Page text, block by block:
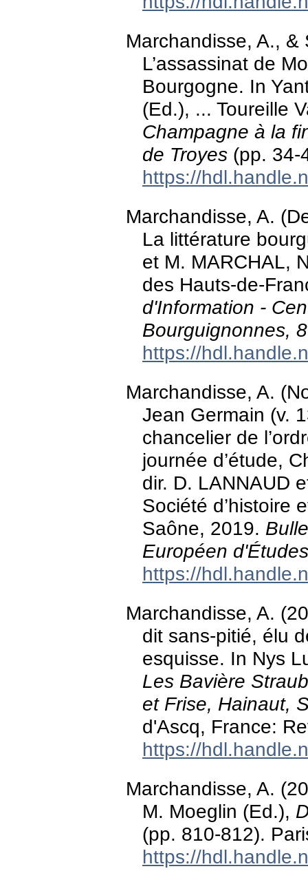
Marchandisse, A.,
L’assassinat de
Bourgogne. In
(Ed.), ... Toureille
Champagne à la
de Troyes (pp. 34-
https://
Marchandisse, A.
La littérature
et M. MARCHAL,
des Hauts-de-
d'Information -
Bourguignonnes,
https://
Marchandisse, A.
Jean Germain (v.
chancelier de
journée d’étude,
dir. D. LANNAUD
Société d’histoire
Saône, 2019.
Européen
https://
Marchandisse, A.
dit sans-pitié, élu
esquisse. In Nys
Les Bavière
et Frise, Hainaut,
d'Ascq, France:
https://
Marchandisse, A.
M. Moeglin (Ed.),
(pp. 810-812).
https://